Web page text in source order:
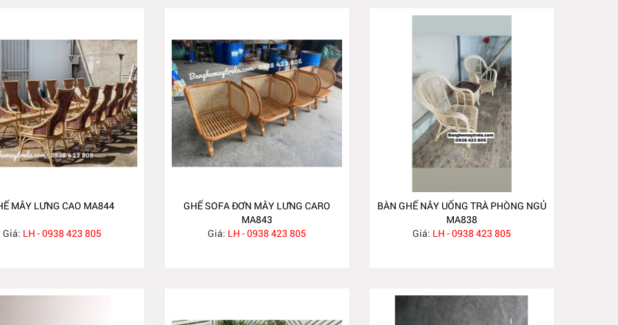
MÂY LƯNG CAO MA844
Giá: LH - 0938 423 805
GHẾ SOFA ĐƠN MÂY LƯNG CARO
MA843
Giá: LH - 0938 423 805
BÀN GHẾ NÂY UỐNG TRÀ PHÒNG NGỦ
MA838
Giá: LH - 0938 423 805